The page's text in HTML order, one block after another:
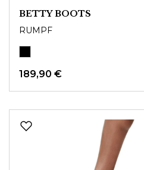
BETTY BOOTS
RUMPF
189,90 €